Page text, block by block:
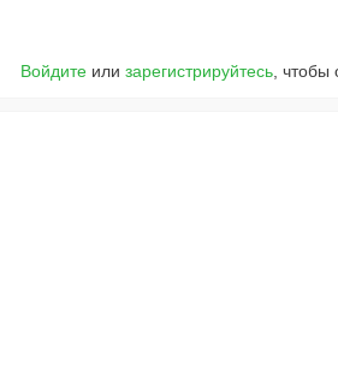
Войдите илизарегистрируйтесь ,